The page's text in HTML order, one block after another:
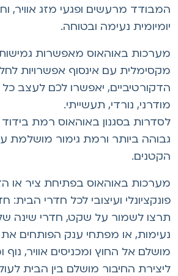
מרעשים ופגעי מזג אוויר,
נעימה ובטוחה.
באוהאוס מאפשרות גמישות
עם אינסוף אפשרויות
יאפשרו לכם לעצב
נורדי, תעשייתי.
בסגנון באוהאוס רמת בידוד
ביותר ורמת גימור מושלמת
באוהאוס בפתיחת ציר או
ועיצובי לכל חדרי הבית:
לשמור על שקט, חדרי שינה
או מפתחי ענק הפותחים את
אל החוץ ומכניסים אוויר, נוף
החיבור מושלם בין הבית לעולם.